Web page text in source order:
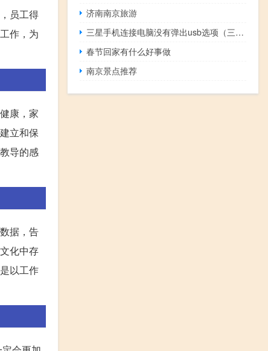
员工得
作，为
康，家
立和保
导的感
据，告
化中存
以工作
济南南京旅游
三星手机连接电脑没有弹出usb选项（三星手机连接电脑）
春节回家有什么好事做
南京景点推荐